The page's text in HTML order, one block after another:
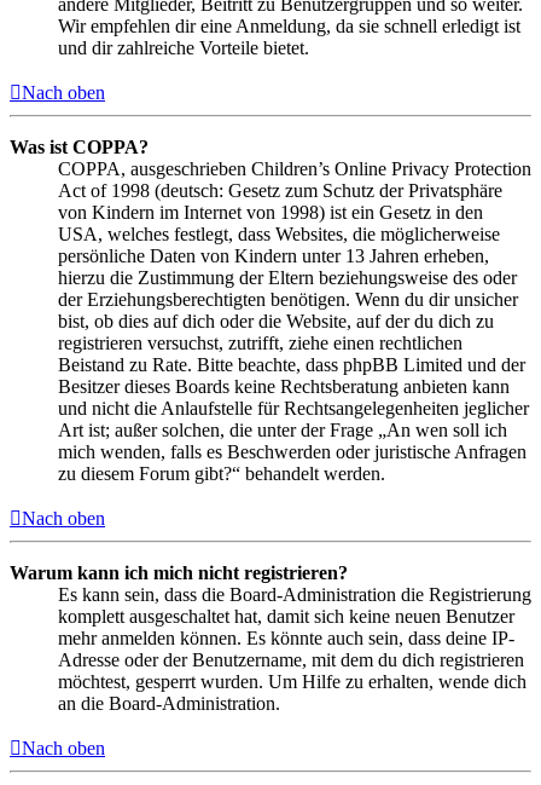
Wir empfehlen dir eine Anmeldung, da sie schnell erledigt ist
und dir zahlreiche Vorteile bietet.
Nach oben
Was ist COPPA?
COPPA, ausgeschrieben Children’s Online Privacy Protection
Act of 1998 (deutsch: Gesetz zum Schutz der Privatsphäre
von Kindern im Internet von 1998) ist ein Gesetz in den
USA, welches festlegt, dass Websites, die möglicherweise
persönliche Daten von Kindern unter 13 Jahren erheben,
hierzu die Zustimmung der Eltern beziehungsweise des oder
der Erziehungsberechtigten benötigen. Wenn du dir unsicher
bist, ob dies auf dich oder die Website, auf der du dich zu
registrieren versuchst, zutrifft, ziehe einen rechtlichen
Beistand zu Rate. Bitte beachte, dass phpBB Limited und der
Besitzer dieses Boards keine Rechtsberatung anbieten kann
und nicht die Anlaufstelle für Rechtsangelegenheiten jeglicher
Art ist; außer solchen, die unter der Frage „An wen soll ich
mich wenden, falls es Beschwerden oder juristische Anfragen
zu diesem Forum gibt?“ behandelt werden.
Nach oben
Warum kann ich mich nicht registrieren?
Es kann sein, dass die Board-Administration die Registrierung
komplett ausgeschaltet hat, damit sich keine neuen Benutzer
mehr anmelden können. Es könnte auch sein, dass deine IP-
Adresse oder der Benutzername, mit dem du dich registrieren
möchtest, gesperrt wurden. Um Hilfe zu erhalten, wende dich
an die Board-Administration.
Nach oben